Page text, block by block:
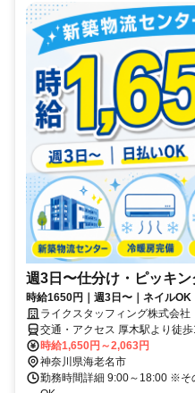
週3日〜仕分け・ピッキン
時給1650円｜週3日〜｜ネイル
ライクスタッフィング株式会社
交通・アクセス 厚木駅より徒
時給1,650円～2,063円
神奈川県海老名市
勤務時間詳細 9:00～18:00 ※そ